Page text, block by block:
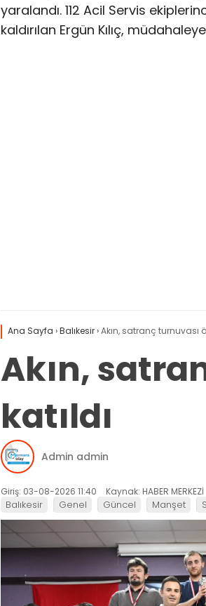
yaralandı. 112 Acil Servis
kaldırılan Ergün Kılıç,
Ana Sayfa ›Balıkesir›Akın, satranç turnuvası
Akın,
katıldı
Admin admin
Giriş: 03-08-2026 11:40 Kaynak: HABER MERKEZİ
Balıkesir Genel Güncel Manşet